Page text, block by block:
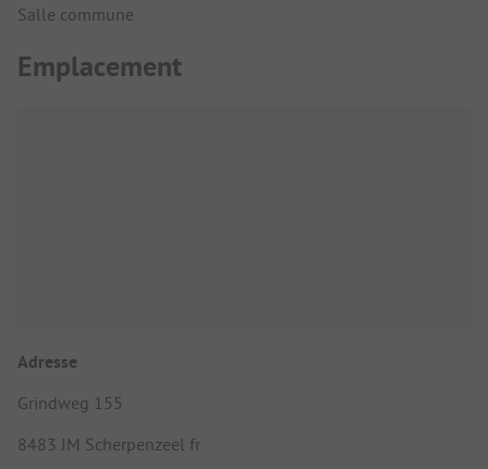
Salle commune
Emplacement
Adresse
Grindweg 155
8483 JM Scherpenzeel fr